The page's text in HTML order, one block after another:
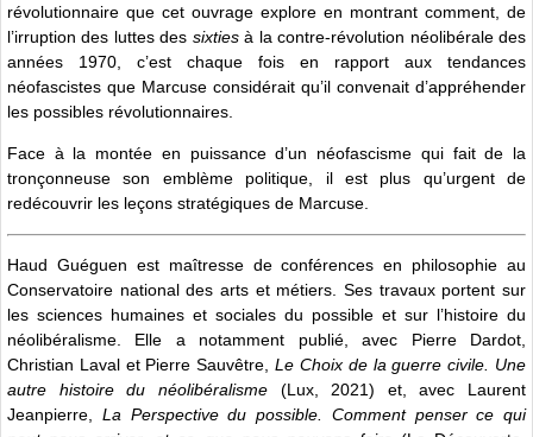
révolutionnaire que cet ouvrage explore en montrant comment, de
l’irruption des luttes des sixtiesà la contre-révolution néolibérale des
années 1970, c’est chaque fois en rapport aux tendances
néofascistes que Marcuse considérait qu’il convenait d’appréhender
les possibles révolutionnaires.
Face à la montée en puissance d’un néofascisme qui fait de la
tronçonneuse son emblème politique, il est plus qu’urgent de
redécouvrir les leçons stratégiques de Marcuse.
Haud Guéguen est maîtresse de conférences en philosophie au
Conservatoire national des arts et métiers. Ses travaux portent sur
les sciences humaines et sociales du possible et sur l’histoire du
néolibéralisme. Elle a notamment publié, avec Pierre Dardot,
Christian Laval et Pierre Sauvêtre,Le Choix de la guerre civile. Une
autre histoire du néolibéralisme(Lux, 2021) et, avec Laurent
Jeanpierre, La Perspective du possible. Comment penser ce qui